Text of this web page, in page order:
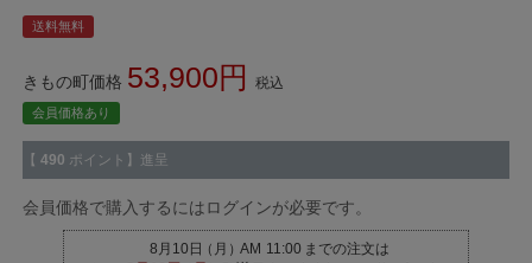
送料無料
きもの町価格 53,900 税込
会員価格あり
【 490 ポイント】進呈
会員価格で購入するにはログインが必要です。